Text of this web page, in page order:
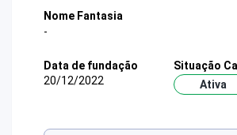
Nome Fantasia
-
Data de fundação
20/12/2022
Situação
Ativa